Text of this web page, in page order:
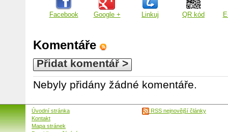
Facebook Google + Linkuj QR kód
Komentáře
Přidat komentář >
Nebyly přidány žádné komentáře.
Úvodní stránka
Kontakt
Mapa stránek
RSS nejnovější články